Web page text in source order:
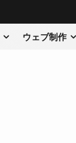
ウェブ制作